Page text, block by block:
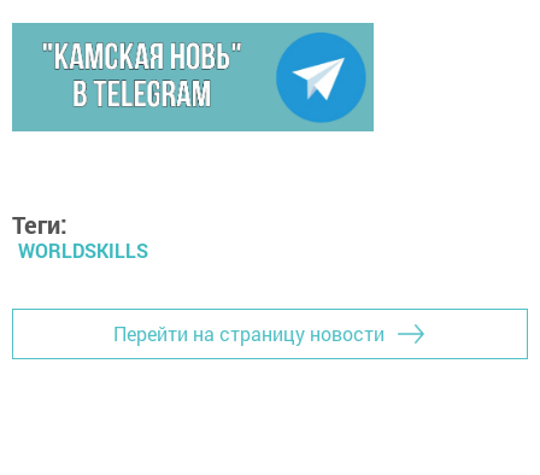
Теги:
WORLDSKILLS
Перейти на страницу новости